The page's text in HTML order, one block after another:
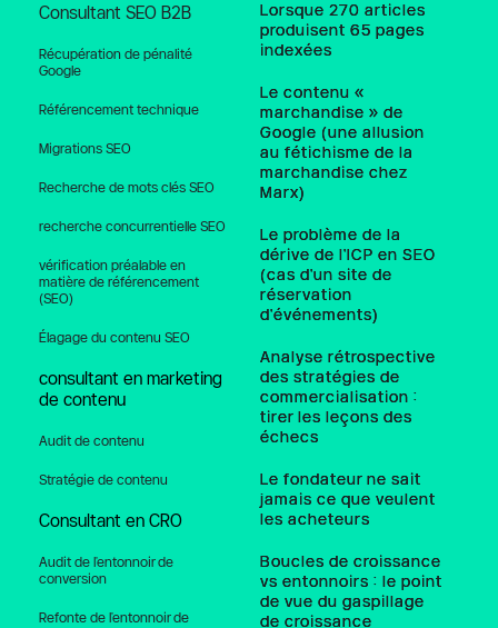
Consultant SEO B2B
Récupération de pénalité
Google
Référencement technique
Migrations SEO
Recherche de mots clés SEO
recherche concurrentielle SEO
vérification préalable en
matière de référencement
(SEO)
Élagage du contenu SEO
consultant en marketing
de contenu
Audit de contenu
Stratégie de contenu
Consultant en CRO
Audit de l'entonnoir de
conversion
Refonte de l'entonnoir de
Lorsque 270 articles
produisent 65 pages
indexées
Le contenu «
marchandise » de
Google (une allusion
au fétichisme de la
marchandise chez
Marx)
Le problème de la
dérive de l'ICP en SEO
(cas d'un site de
réservation
d'événements)
Analyse rétrospective
des stratégies de
commercialisation :
tirer les leçons des
échecs
Le fondateur ne sait
jamais ce que veulent
les acheteurs
Boucles de croissance
vs entonnoirs : le point
de vue du gaspillage
de croissance